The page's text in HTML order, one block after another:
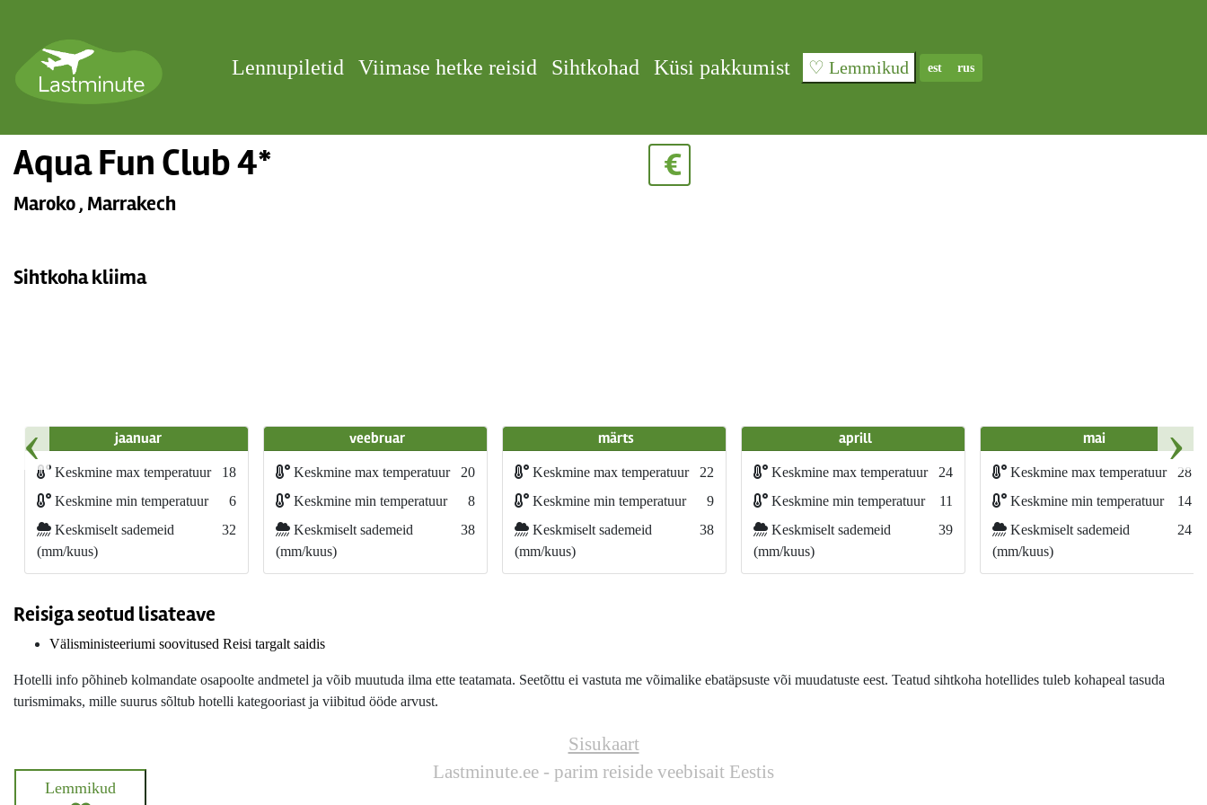
Lennupiletid Viimase hetke reisid Sihtkohad Küsi pakkumist ♡ Lemmikud est rus
Aqua Fun Club 4*
Maroko , Marrakech
€
Sihtkoha kliima
‹ ›
jaanuar
Keskmine max temperatuur
18
Keskmine min temperatuur
6
Keskmiselt sademeid
(mm/kuus)
32
veebruar
Keskmine max temperatuur
20
Keskmine min temperatuur
8
Keskmiselt sademeid
(mm/kuus)
38
märts
Keskmine max temperatuur
22
Keskmine min temperatuur
9
Keskmiselt sademeid
(mm/kuus)
38
aprill
Keskmine max temperatuur
24
Keskmine min temperatuur
11
Keskmiselt sademeid
(mm/kuus)
39
mai
Keskmine max temperatuur
28
Keskmine min temperatuur
14
Keskmiselt sademeid
(mm/kuus)
24
Reisiga seotud lisateave
Välisministeeriumi soovitused Reisi targalt saidis
Hotelli info põhineb kolmandate osapoolte andmetel ja võib muutuda ilma ette teatamata. Seetõttu ei vastuta me võimalike ebatäpsuste või muudatuste eest. Teatud sihtkoha hotellides tuleb kohapeal tasuda
turismimaks, mille suurus sõltub hotelli kategooriast ja viibitud ööde arvust.
Lemmikud
Sisukaart
Lastminute.ee - parim reiside veebisait Eestis